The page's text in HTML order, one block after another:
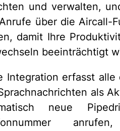
und verwalten,
über die Aircall-
damit Ihre
beeinträchtigt
Integration erfasst
als
neue